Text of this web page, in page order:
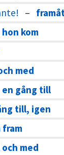
–
kom
med
en gång till
till, igen
fram
med